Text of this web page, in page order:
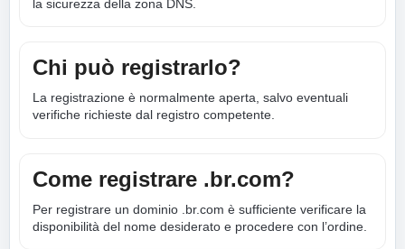
la sicurezza della zona DNS.
Chi può registrarlo?
La registrazione è normalmente aperta, salvo eventuali
verifiche richieste dal registro competente.
Come registrare .br.com?
Per registrare un dominio .br.com è sufficiente verificare la
disponibilità del nome desiderato e procedere con l’ordine.